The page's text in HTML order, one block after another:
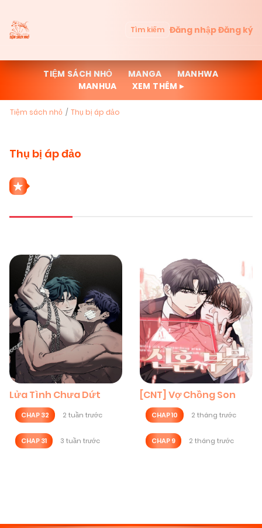
Tìm kiếm Đăng nhậpĐăng ký
TIỆM SÁCH NHỎ MANGA
MANHWA
MANHUA
XEM THÊM ▸
Tiệm sách nhỏ Thụ bị áp đảo
Thụ bị áp đảo
Lửa Tình Chưa Dứt
CHAP 32 2 tuần trước
CHAP 31 3 tuần trước
[CNT] Vợ Chồng Son
CHAP 10 2 tháng trước
CHAP 9 2 tháng trước